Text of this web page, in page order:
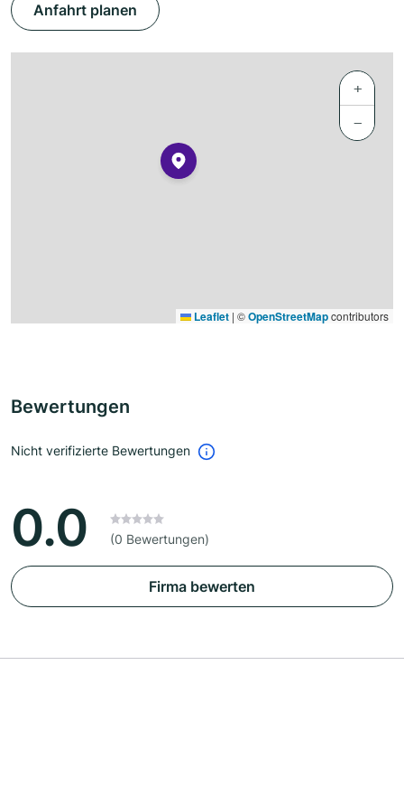
Anfahrt planen
+
−
Leaflet | ©OpenStreetMapcontributors
Bewertungen
Nicht verifizierte Bewertungen
0.0 (0 Bewertungen)
Firma bewerten